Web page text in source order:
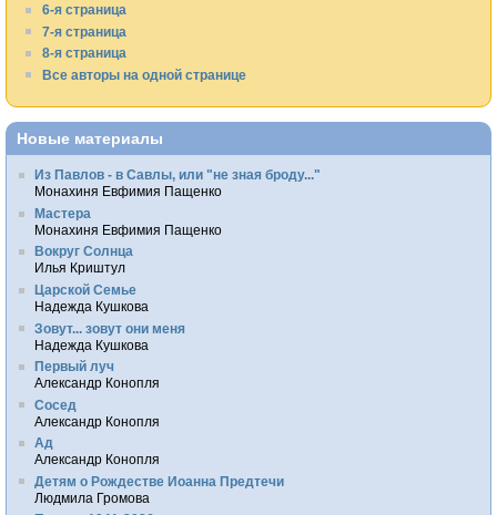
6-я страница
7-я страница
8-я страница
Все авторы на одной странице
Новые материалы
Из Павлов - в Савлы, или "не зная броду..."
Монахиня Евфимия Пащенко
Мастера
Монахиня Евфимия Пащенко
Вокруг Солнца
Илья Криштул
Царской Семье
Надежда Кушкова
Зовут... зовут они меня
Надежда Кушкова
Первый луч
Александр Конопля
Сосед
Александр Конопля
Ад
Александр Конопля
Детям о Рождестве Иоанна Предтечи
Людмила Громова